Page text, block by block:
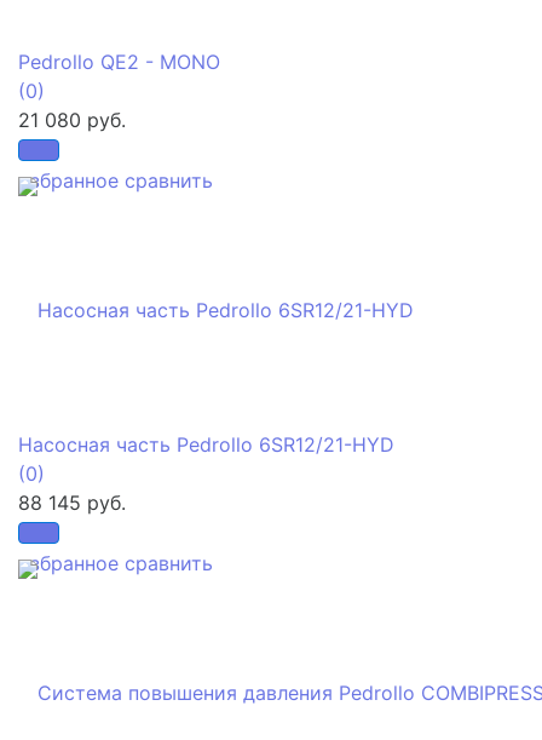
избранное сравнить
Pedrollo QE2 - MONO
(0)
21 080 руб.
избранное сравнить
Насосная часть Pedrollo 6SR12/21-HYD
(0)
88 145 руб.